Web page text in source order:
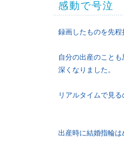
感動で号泣
録画したものを先
自分の出産のこと
深くなりました。
リアルタイムで見
出産時に結婚指輪